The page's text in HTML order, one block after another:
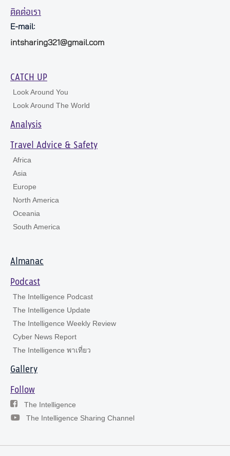
ติดต่อเรา
E-mail:
intsharing321@gmail.com
CATCH UP
Look Around You
Look Around The World
Analysis
Travel Advice & Safety
Africa
Asia
Europe
North America
Oceania
South America
Almanac
Podcast
The Intelligence Podcast
The Intelligence Update
The Intelligence Weekly Review
Cyber News Report
The Intelligence พาเที่ยว
Gallery
Follow
The Intelligence
The Intelligence Sharing Channel